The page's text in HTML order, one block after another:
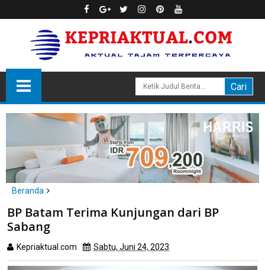
Beranda
BP Batam Terima Kunjungan dari BP Sabang
BP Batam Terima Kunjungan dari BP
Sabang
Kepriaktual.com Sabtu, Juni 24, 2023